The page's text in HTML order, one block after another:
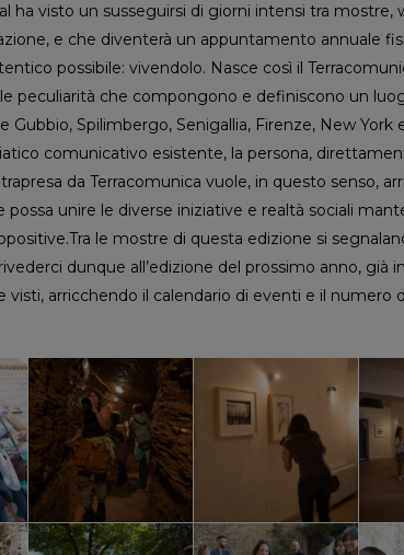
ha visto un susseguirsi di giorni intensi tra
e che diventerà un appuntamento annuale
possibile: vivendolo. Nasce così il
peculiarità che compongono e definiscono un
Spilimbergo, Senigallia, Firenze, New
comunicativo esistente, la persona,
da Terracomunica vuole, in questo senso,
unire le diverse iniziative e realtà sociali
le mostre di questa edizione si
dunque all’edizione del prossimo anno,
arricchendo il calendario di eventi e il numero